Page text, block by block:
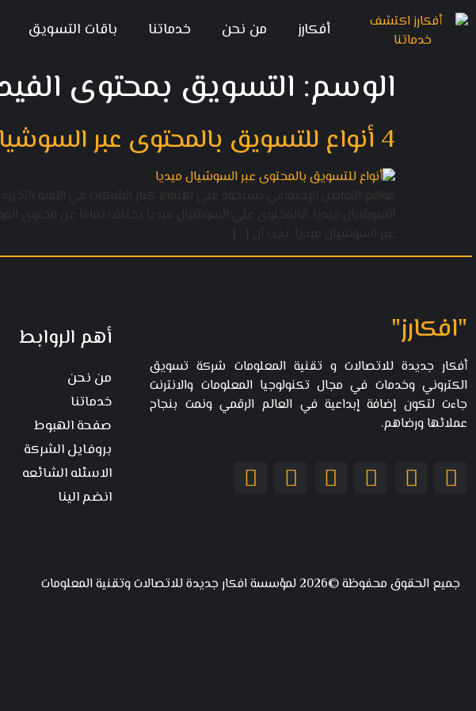
أفكارز من نحن خدماتنا باقات التسويق
الوسم: التسويق بمحتوى
4 أنواع للتسويق بالمحتوى عبر السوشيال ميديا
مواقع التواصل الإجتماعي تستحوذ على اهتمام كبار الشركات في الآونة
السوشيال ميديا. فالمحتوى على السوشيال ميديا يختلف تماماً عن محتوى
عبر السوشيال ميديا. يجب أن […]
"افكارز"
أفكار جديدة للاتصالات و تقنية المعلومات شركة تسويق
الكتروني وخدمات في مجال تكنولوجيا المعلومات والانترنت
جاءت لتكون إضافة إبداعية في العالم الرقمي ونمت بنجاح
عملائها ورضاهم.
أهم الروابط
من نحن
خدماتنا
صفحة الهبوط
بروفايل الشركة
الاسئله الشائعه
انضم الينا
جميع الحقوق محفوظة ©2026 لمؤسسة افكار جديدة للاتصالات وتقنية المعلومات